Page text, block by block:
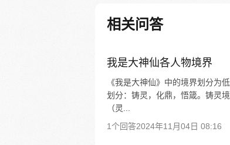
相关问答
我是大神仙各人物境界
《我是大神仙》中的境界划分
划分：铸灵，化鼎，悟箴。铸灵
（灵...
1个回答2024年11月04日 08:16